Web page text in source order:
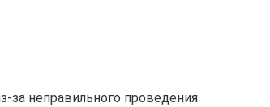
за неправильного проведения